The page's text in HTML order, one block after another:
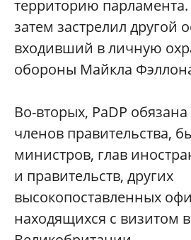
территорию парламента.
затем застрелил другой
входивший в личную
обороны Майкла
Во-вторых, PaDP
членов правительства,
министров, глав
и правительств, других
высокопоставленных
находящихся с визитом в